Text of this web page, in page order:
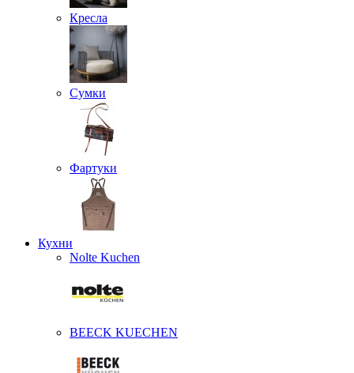
Кресла
Сумки
Фартуки
Кухни
Nolte Kuchen
BEECK KUECHEN